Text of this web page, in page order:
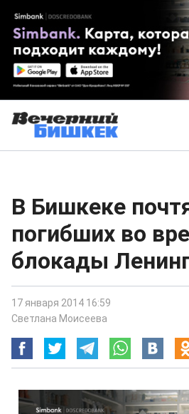
В Бишкеке
погибших во
блокады
17 января 2014 16:59
Светлана Моисеева